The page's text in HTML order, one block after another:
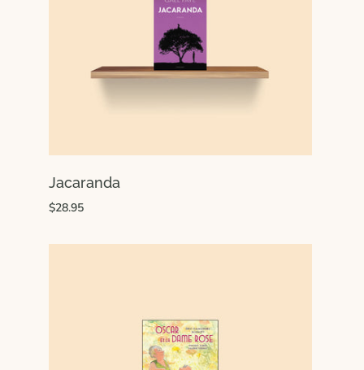
Jacaranda
$28.95